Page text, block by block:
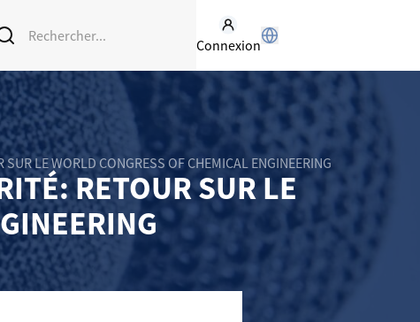
Connexion
LE WORLD CONGRESS OF CHEMICAL ENGINEERING
RETOUR SUR LE